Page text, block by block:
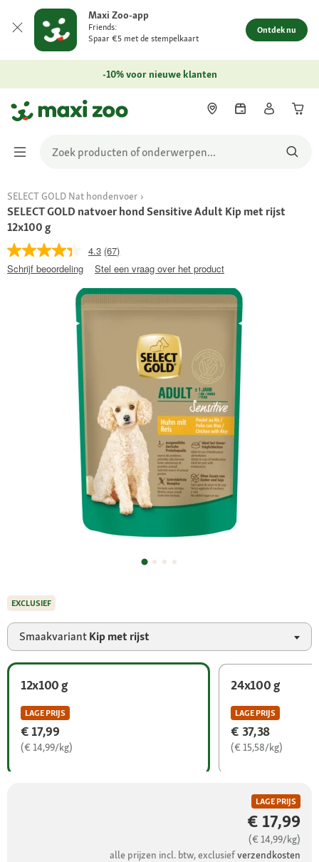
Maxi Zoo-app
Friends:
Spaar €5 met de stempelkaart
Ontdek nu
-10% voor nieuwe klanten
SELECT GOLD Nat hondenvoer
SELECT GOLD natvoer hond Sensitive Adult Kip met rijst
12x100 g
4.3 (67)
Schrijf beoordeling
Stel een vraag over het product
SmaakvariantKip met rijst
12x100 g
LAGE PRIJS
€ 17,99
(€ 14,99/kg)
24x100 g
LAGE PRIJS
€ 37,38
(€ 15,58/kg)
LAGE PRIJS
€ 17,99
(€ 14,99/kg)
alle prijzen incl. btw, exclusiefverzendkosten
EXCLUSIEF